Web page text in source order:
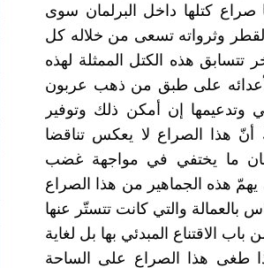
صراع كتلها ‏داخل البرلمان سوى
وثرواته ‏تسعى من خلاله كل
تتسابق ‏هذه الكتل الممثلة لهذه
‏لأعدائه على طبق من ذهب ‏عربون
وتدعيمها إن أمكن ‏ذلك وتوفير
أنّ هذا الصراع لا ‏يعكس تناقضا
ما يختفي في ‏مواجهة غضب
يهمّ هذه ‏الجماهير من هذا الصراع
‏بالعمالة والتي كانت تتستّر ‏عنها
الاقتناع المبدئي بها ‏بل لغاية
طغى هذا الصراع ‏على الساحة